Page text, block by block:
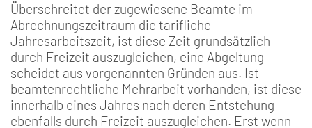
Überschreitet der zugewiesene Beamte im
Abrechnungszeitraum die tarifliche
Jahresarbeitszeit, ist diese Zeit grundsätzlich
durch Freizeit auszugleichen, eine Abgeltung
scheidet aus vorgenannten Gründen aus. Ist
beamtenrechtliche Mehrarbeit vorhanden, ist diese
innerhalb eines Jahres nach deren Entstehung
ebenfalls durch Freizeit auszugleichen. Erst wenn